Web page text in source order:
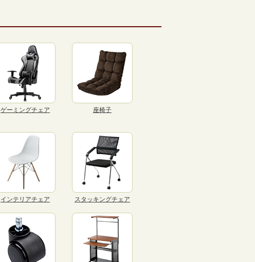
ゲーミングチェア 座椅子
インテリアチェア スタッキングチェア